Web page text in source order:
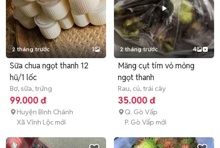
2 tháng trước 1
Sữa chua ngọt thanh 12
hũ/1 lốc
Bơ, sữa, trứng
99.000 đ
Huyện Bình Chánh
Xã Vĩnh Lộc mới
2 tháng trước 4
Măng cụt tím vỏ mỏng
ngọt thanh
Rau, củ, trái cây
35.000 đ
Q. Gò Vấp
P. Gò Vấp mới